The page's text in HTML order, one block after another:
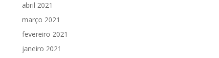
abril 2021
março 2021
fevereiro 2021
janeiro 2021